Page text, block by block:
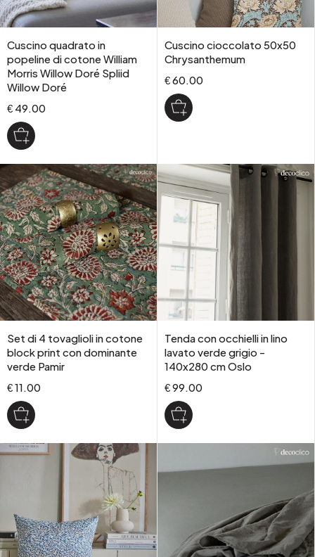
Cuscino quadrato in
popeline di cotone William
Morris Willow Doré Spliid
Willow Doré
€ 49.00
Cuscino cioccolato 50x50
Chrysanthemum
€ 60.00
Set di 4 tovaglioli in cotone
block print con dominante
verde Pamir
€ 11.00
Tenda con occhielli in lino
lavato verde grigio -
140x280 cm Oslo
€ 99.00